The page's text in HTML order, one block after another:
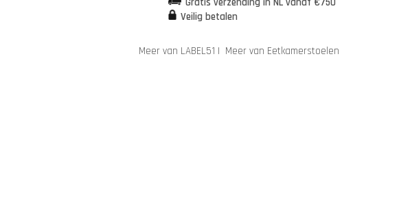
Veilig betalen
Meer van LABEL51 | Meer van Eetkamerstoelen